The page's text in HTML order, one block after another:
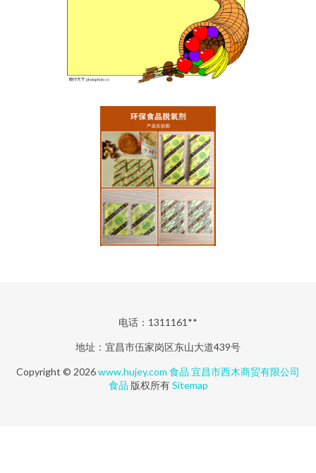
电话：1311161**
地址：宜昌市伍家岗区东山大道439号
Copyright © 2026www.hujey.com 食品 宜昌市西木商贸有限公司
食品 版权所有Sitemap